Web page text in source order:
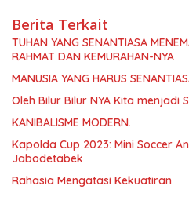
Berita Terkait
TUHAN YANG SENANTIASA
RAHMAT DAN KEMURAHAN-NYA
MANUSIA YANG HARUS
Oleh Bilur Bilur NYA Kita menjadi
KANIBALISME MODERN.
Kapolda Cup 2023: Mini Soccer
Jabodetabek
Rahasia Mengatasi Kekuatiran